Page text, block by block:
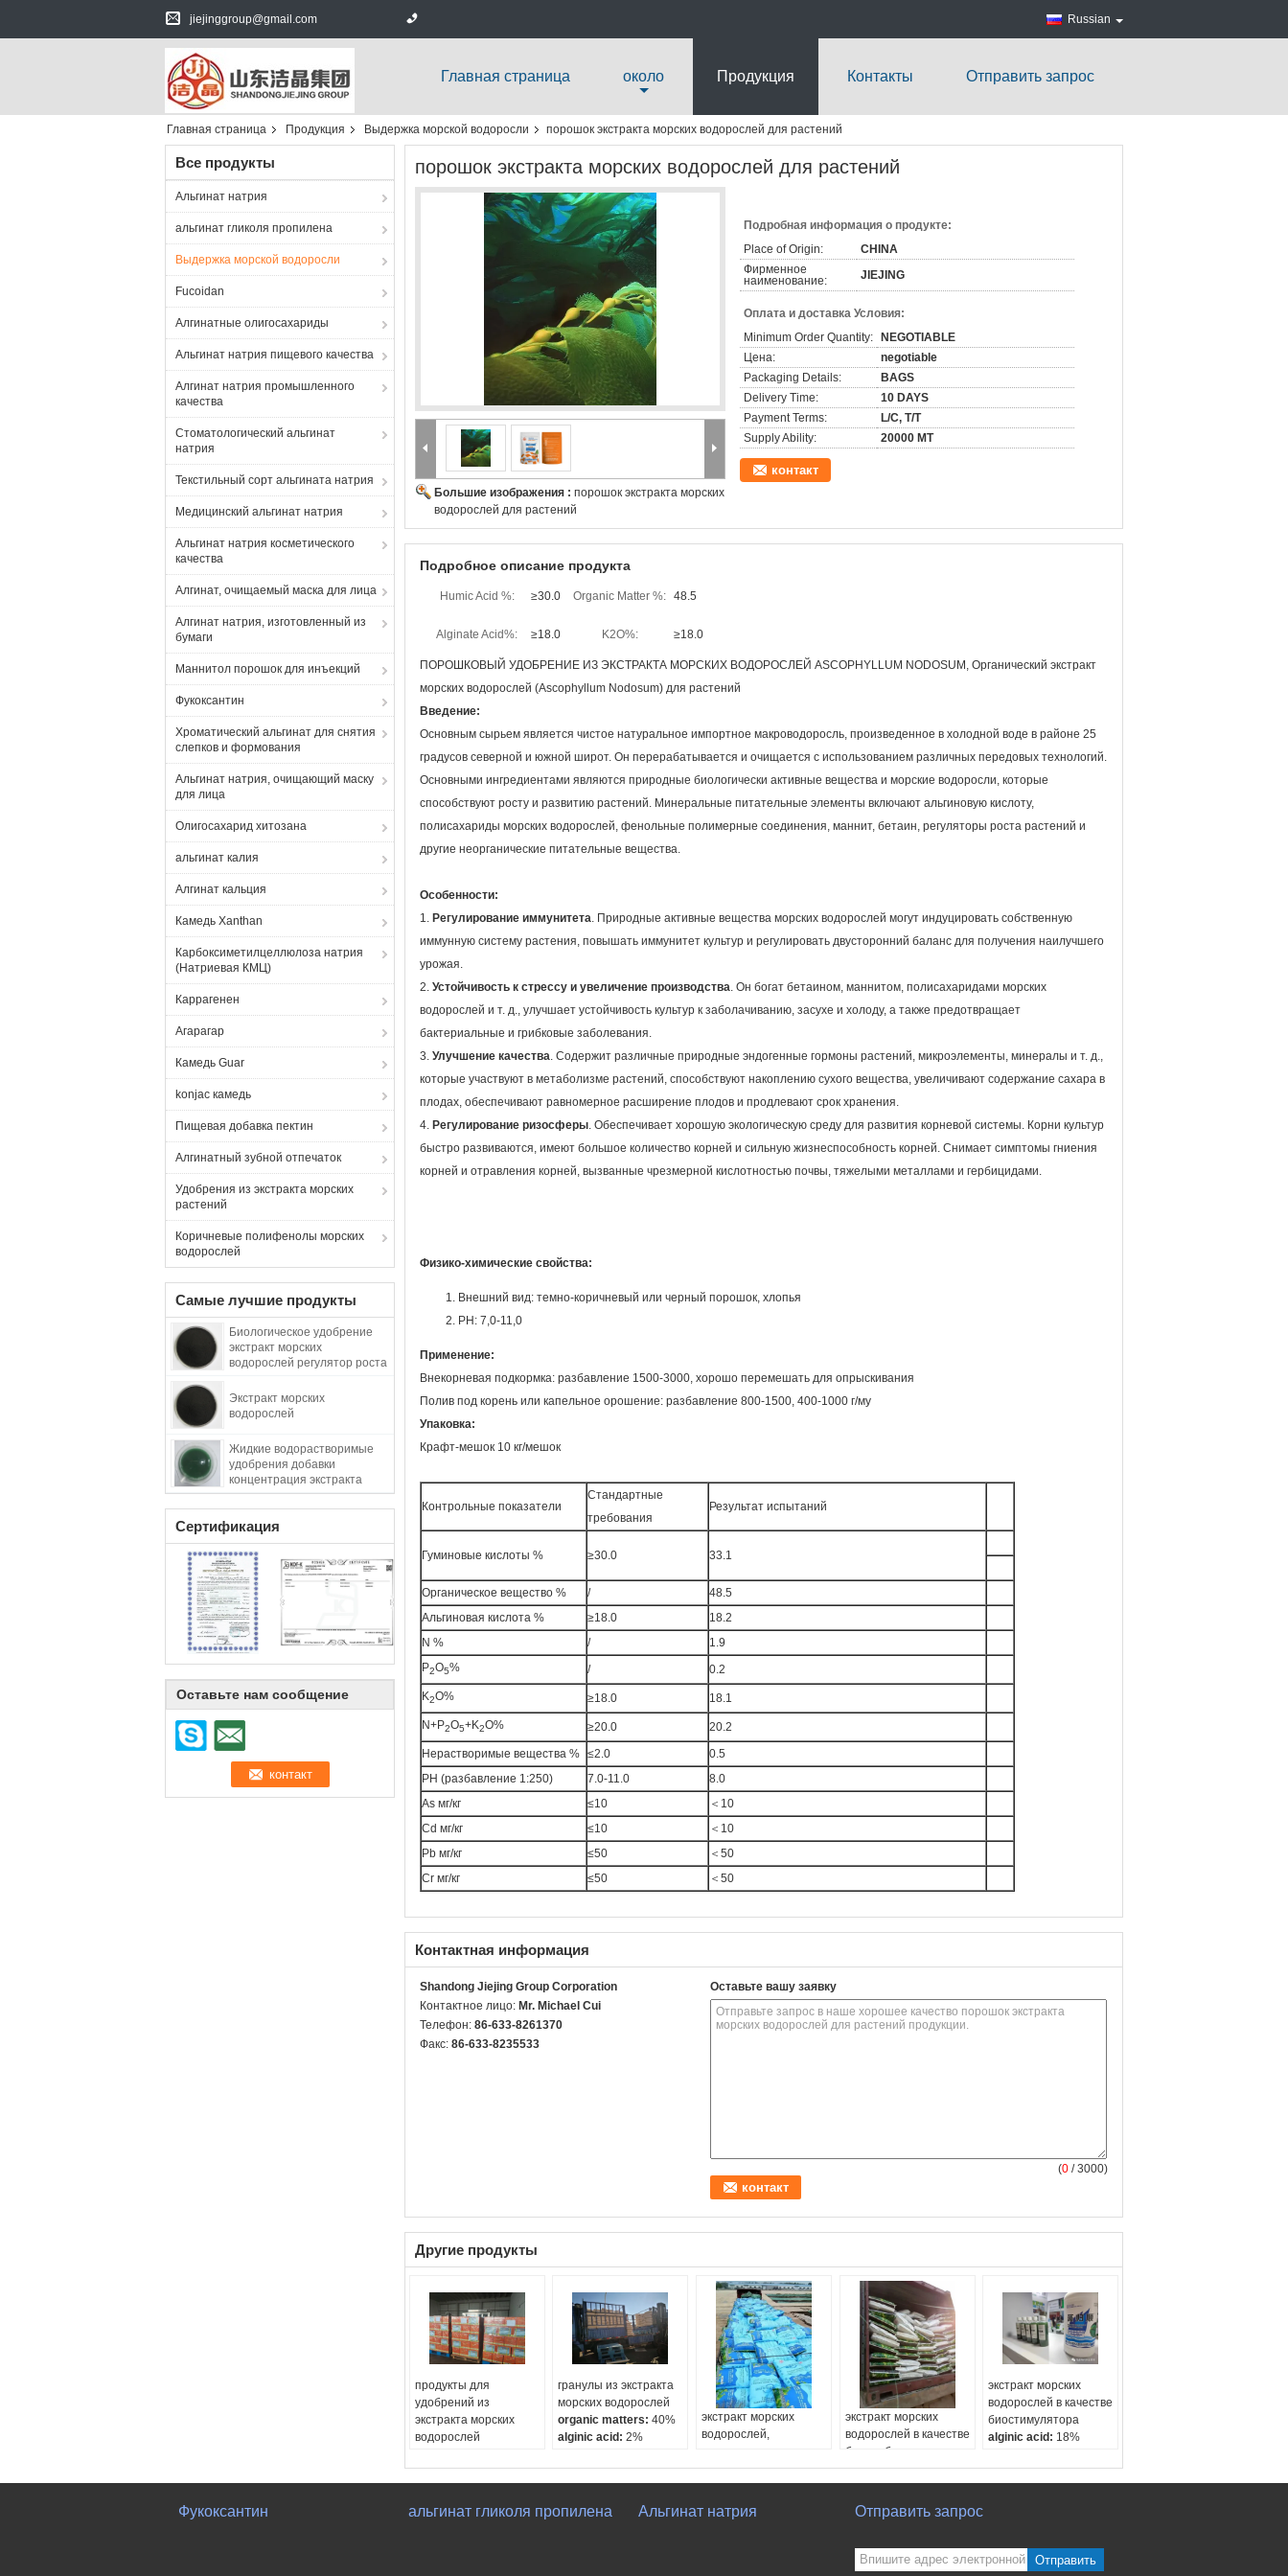
jiejinggroup@gmail.com Russian
Главная страница около Продукция Контакты Отправить запрос
Главная страница Продукция Выдержка морской водоросли порошок экстракта морских водорослей для растений
Все продукты
Альгинат натрия
альгинат гликоля пропилена
Выдержка морской водоросли
Fucoidan
Алгинатные олигосахариды
Альгинат натрия пищевого качества
Алгинат натрия промышленного
качества
Стоматологический альгинат
натрия
Текстильный сорт альгината натрия
Медицинский альгинат натрия
Альгинат натрия косметического
качества
Алгинат, очищаемый маска для лица
Алгинат натрия, изготовленный из
бумаги
Маннитол порошок для инъекций
Фукоксантин
Хроматический альгинат для снятия
слепков и формования
Альгинат натрия, очищающий маску
для лица
Олигосахарид хитозана
альгинат калия
Алгинат кальция
Камедь Xanthan
Карбоксиметилцеллюлоза натрия
(Натриевая КМЦ)
Каррагенен
Агарагар
Камедь Guar
konjac камедь
Пищевая добавка пектин
Алгинатный зубной отпечаток
Удобрения из экстракта морских
растений
Коричневые полифенолы морских
водорослей
Самые лучшие продукты
Биологическое удобрение
экстракт морских
водорослей регулятор роста
водорослей
Экстракт морских
водорослей
Жидкие водорастворимые
удобрения добавки
концентрация экстракта
зеленых жидких морских
водорослей
Сертификация
Оставьте нам сообщение
порошок экстракта морских водорослей для растений
Большие изображения : порошок экстракта морских
водорослей для растений
Подробная информация о продукте:
Place of Origin:
CHINA
Фирменное
наименование:
JIEJING
Оплата и доставка Условия:
Minimum Order Quantity:
NEGOTIABLE
Цена:
negotiable
Packaging Details:
BAGS
Delivery Time:
10 DAYS
Payment Terms:
L/C, T/T
Supply Ability:
20000 MT
контакт
Подробное описание продукта
Humic Acid %: ≥30.0 Organic Matter %: 48.5
Alginate Acid%: ≥18.0 K2O%: ≥18.0
ПОРОШКОВЫЙ УДОБРЕНИЕ ИЗ ЭКСТРАКТА МОРСКИХ ВОДОРОСЛЕЙ ASCOPHYLLUM NODOSUM, Органический экстракт
морских водорослей (Ascophyllum Nodosum) для растений
Введение:
Основным сырьем является чистое натуральное импортное макроводоросль, произведенное в холодной воде в районе 25
градусов северной и южной широт. Он перерабатывается и очищается с использованием различных передовых технологий.
Основными ингредиентами являются природные биологически активные вещества и морские водоросли, которые
способствуют росту и развитию растений. Минеральные питательные элементы включают альгиновую кислоту,
полисахариды морских водорослей, фенольные полимерные соединения, маннит, бетаин, регуляторы роста растений и
другие неорганические питательные вещества.
Особенности:
1. Регулирование иммунитета. Природные активные вещества морских водорослей могут индуцировать собственную
иммунную систему растения, повышать иммунитет культур и регулировать двусторонний баланс для получения наилучшего
урожая.
2. Устойчивость к стрессу и увеличение производства. Он богат бетаином, маннитом, полисахаридами морских
водорослей и т. д., улучшает устойчивость культур к заболачиванию, засухе и холоду, а также предотвращает
бактериальные и грибковые заболевания.
3. Улучшение качества. Содержит различные природные эндогенные гормоны растений, микроэлементы, минералы и т. д.,
которые участвуют в метаболизме растений, способствуют накоплению сухого вещества, увеличивают содержание сахара в
плодах, обеспечивают равномерное расширение плодов и продлевают срок хранения.
4. Регулирование ризосферы. Обеспечивает хорошую экологическую среду для развития корневой системы. Корни культур
быстро развиваются, имеют большое количество корней и сильную жизнеспособность корней. Снимает симптомы гниения
корней и отравления корней, вызванные чрезмерной кислотностью почвы, тяжелыми металлами и гербицидами.
Физико-химические свойства:
Внешний вид: темно-коричневый или черный порошок, хлопья
PH: 7,0-11,0
Применение:
Внекорневая подкормка: разбавление 1500-3000, хорошо перемешать для опрыскивания
Полив под корень или капельное орошение: разбавление 800-1500, 400-1000 г/му
Упаковка:
Крафт-мешок 10 кг/мешок
Контрольные показатели
Стандартные
требования
Результат испытаний
Гуминовые кислоты % ≥30.0 33.1
Органическое вещество % /
48.5
Альгиновая кислота %
≥18.0
18.2
N %
/
1.9
P2O5% /
0.2
K2O% ≥18.0
18.1
N+P2O5+K2O% ≥20.0
20.2
Нерастворимые вещества % ≤2.0
0.5
PH (разбавление 1:250)
7.0-11.0
8.0
As мг/кг
≤10
＜10
Cd мг/кг
≤10
＜10
Pb мг/кг
≤50
＜50
Cr мг/кг
≤50 ＜50
Контактная информация
Shandong Jiejing Group Corporation
Контактное лицо: Mr. Michael Cui
Телефон: 86-633-8261370
Факс: 86-633-8235533
Оставьте вашу заявку
(0 / 3000)
Другие продукты
продукты для
удобрений из
экстракта морских
водорослей
Organic matters:45%
гранулы из экстракта
морских водорослей
organic matters:40%
alginic acid:2%
Beneficial bacteria:20
экстракт морских
водорослей,
почвы
material:brown
appearance:
экстракт морских
водорослей в качестве
биоудобрения
material:brown
seaweed extract
appearance:
granular
экстракт морских
водорослей в качестве
биостимулятора
alginic acid: 18%
K2O:18%
Фукоксантин альгинат гликоля пропилена Альгинат натрия Отправить запрос
Отправить